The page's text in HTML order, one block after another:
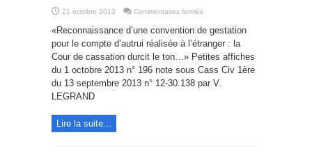
21 octobre 2013 Commentaires fermés
convention
de
gestation
pour
compte
d’autrui
réalisée
«Reconnaissance d’une convention de gestation
pour le compte d’autrui réalisée à l’étranger : la
Cour de cassation durcit le ton…» Petites affiches
du 1 octobre 2013 n° 196 note sous Cass Civ 1ère
du 13 septembre 2013 n° 12-30.138 par V.
LEGRAND
Lire la suite...